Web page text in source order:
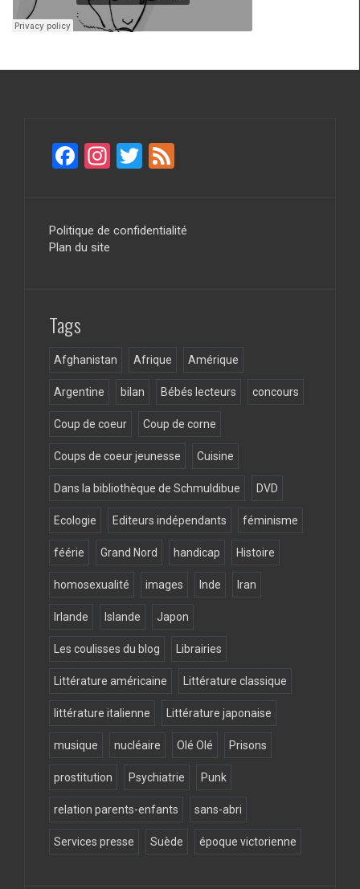
F
b
o
In
gr
T
er
Politique de confidentialité
Plan du site
Tags
Afghanistan Afrique Amérique
Argentine bilan Bébés lecteurs concours
Coup de coeur Coup de corne
Coups de coeur jeunesse Cuisine
Dans la bibliothèque de Schmuldibue DVD
Ecologie Editeurs indépendants féminisme
féérie Grand Nord handicap Histoire
homosexualité images Inde Iran
Irlande Islande Japon
Les coulisses du blog Librairies
Littérature américaine Littérature classique
littérature italienne Littérature japonaise
musique nucléaire Olé Olé Prisons
prostitution Psychiatrie Punk
relation parents-enfants sans-abri
Services presse Suède époque victorienne